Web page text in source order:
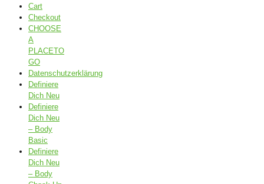
Cart
Checkout
CHOOSE
A
PLACETO
GO
Datenschutzerklärung
Definiere
Dich Neu
Definiere
Dich Neu
– Body
Basic
Definiere
Dich Neu
– Body